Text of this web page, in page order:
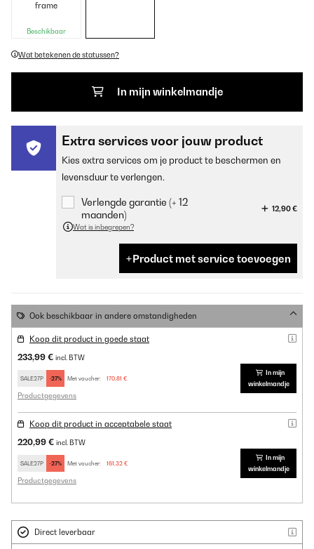
frame
Beschikbaar
Wat betekenen de statussen?
In mijn winkelmandje
Extra services voor jouw product
Kies extra services om je product te beschermen en
levensduur te verlengen.
Verlengde garantie (+ 12
maanden)
12,90 €
Wat is inbegrepen?
Product met service toevoegen
Ook beschikbaar in andere omstandigheden
Koop dit product in goede staat
233,99 € incl. BTW
SALE27P -27% Met voucher: 170,81 €
Productgegevens
In mijn
winkelmandje
Koop dit product in acceptabele staat
220,99 € incl. BTW
SALE27P -27% Met voucher: 161,32 €
Productgegevens
In mijn
winkelmandje
Direct leverbaar